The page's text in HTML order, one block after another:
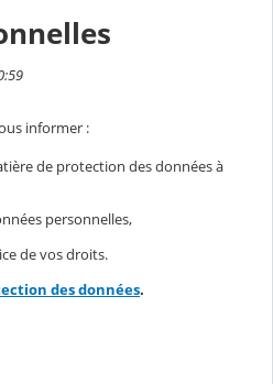
informer :
de protection des données à
personnelles,
de vos droits.
des données.